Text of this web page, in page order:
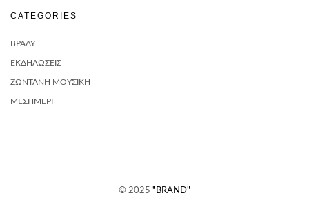
CATEGORIES
ΒΡΆΔΥ
ΕΚΔΗΛΩΣΕΙΣ
ΖΩΝΤΑΝΉ ΜΟΥΣΙΚΉ
ΜΕΣΗΜΈΡΙ
© 2025 "BRAND"